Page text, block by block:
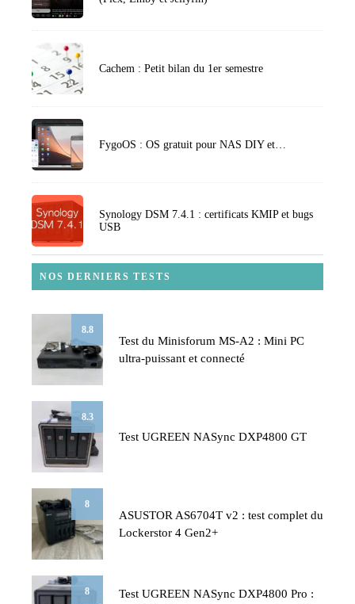
Cachem : Petit bilan du 1er semestre
FygoOS : OS gratuit pour NAS DIY et…
Synology DSM 7.4.1 : certificats KMIP et bugs
USB
NOS DERNIERS TESTS
8.8
Test du Minisforum MS-A2 : Mini PC
ultra-puissant et connecté
8.3
Test UGREEN NASync DXP4800 GT
8
ASUSTOR AS6704T v2 : test complet du
Lockerstor 4 Gen2+
8
Test UGREEN NASync DXP4800 Pro :